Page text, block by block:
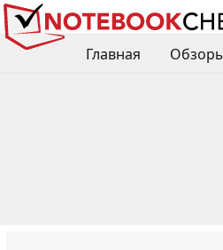
Главная